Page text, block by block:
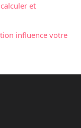
et
influence votre